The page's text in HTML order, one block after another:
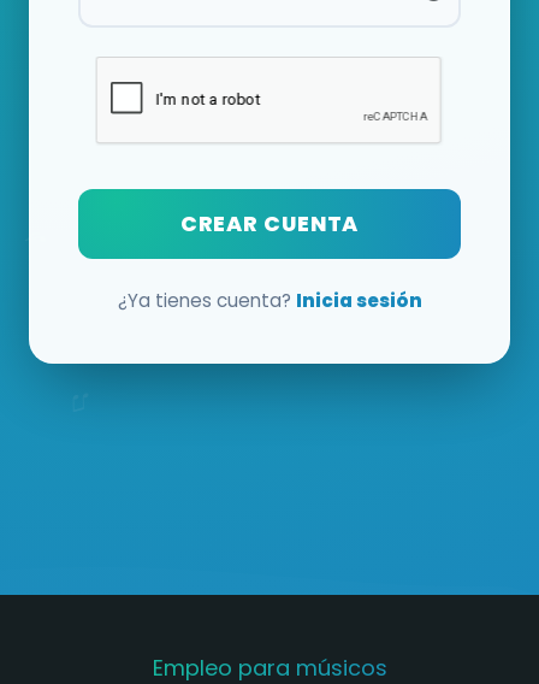
CREAR CUENTA
¿Ya tienes cuenta? Inicia sesión
Empleo para músicos